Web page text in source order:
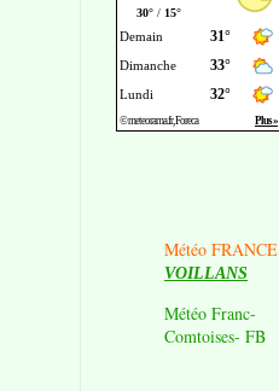
Météo FRANCE
VOILLANS
Météo Franc-
Comtoises- FB